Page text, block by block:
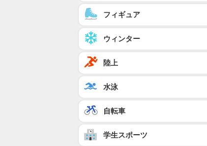
フィギュア
ウィンター
陸上
水泳
自転車
学生スポーツ